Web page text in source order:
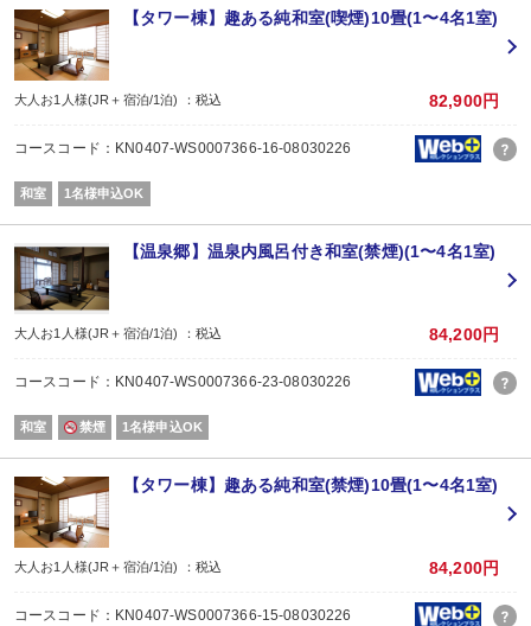
お席に限りがございますので、ご希望に添えない場合もございます。予めご了
営業時間/17：30～22：00(ラストオーダー20：00)
ご希望のスタート時間をお知らせください。 ※19：00スタートは不可。
食前茶(酒)/八寸/吸物/造里/肉料理(佐賀牛)/食中茶/魚料理/御飯/汁物/香物/甘味/食
※現在提供中の詳しい内容については公式サイトレストランページでご確認く
※一品ずつご提供いたしますので2時間程かかります。
＜ご朝食＞
(タワー館4～11階和室/12階/温泉郷和室にご宿泊の方)
広間「孔雀」にてバラエティーに富んだ和洋ブッフェをご用意いたします。
嬉野名物の温泉湯湯豆腐をはじめ、地元の新鮮野菜からフルーツも充実！
和食・洋食バランスよくお食事でき、お子様から大人なでご家族皆様で愉しめ
BOOKS＆TEA 「三服」書店内にて 、三服モーニングをご提供いたします。
デリカテッセン「季設」よりお好みのサンドウィッチをお選び頂き、ピエー
読書を愉しみながら、スローな音楽に耳を傾けながら、静かに流れる時間の中
※和洋ブッフェに変更も可能でございます。希望される場合は事前に直接施設
【添い寝のお子様について】幼児（食事・布団なし）施設使用料1,100円現地
【タワー棟】趣ある純和室(喫煙)10畳(1〜4名1室)
大人お1人様(JR＋宿泊/1泊) ：税込 82,900円
コースコード：KN0407-WS0007366-16-08030226
和室 1名様申込OK
【温泉郷】温泉内風呂付き和室(禁煙)(1〜4名1室)
大人お1人様(JR＋宿泊/1泊) ：税込 84,200円
コースコード：KN0407-WS0007366-23-08030226
和室 禁煙 1名様申込OK
【タワー棟】趣ある純和室(禁煙)10畳(1〜4名1室)
大人お1人様(JR＋宿泊/1泊) ：税込 84,200円
コースコード：KN0407-WS0007366-15-08030226